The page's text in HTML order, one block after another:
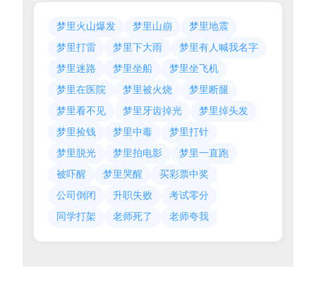
梦里火山爆发 梦里山崩
梦里地震
梦里打雷
梦里下大雨
梦里有人喊我名字
梦里迷路
梦里坐船
梦里坐飞机
梦里在医院
梦里被火烧
梦里断腿
梦里看不见
梦里牙齿掉光
梦里掉头发
梦里捡钱
梦里中毒
梦里打针
梦里脱光
梦里拍电影
梦里一直跑
被吓醒
梦里哭醒
买彩票中奖
公司倒闭
升职失败
考试零分
同学打架
老师死了 老师夸我